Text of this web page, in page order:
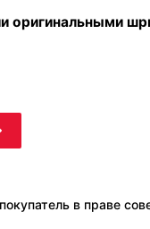
оригинальными
в праве